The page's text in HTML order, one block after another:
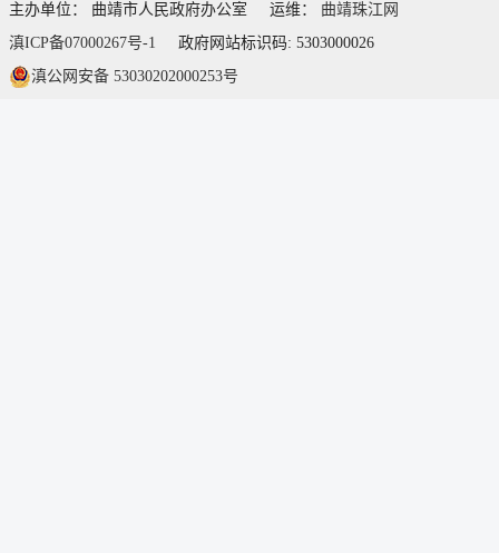
主办单位： 曲靖市人民政府办公室
运维： 曲靖珠江网
滇ICP备07000267号-1
政府网站标识码: 5303000026
滇公网安备 53030202000253号